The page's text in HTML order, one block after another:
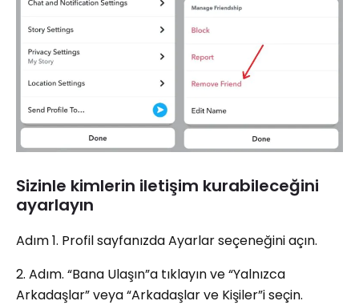
Sizinle kimlerin iletişim kurabileceğini
ayarlayın
Adım 1. Profil sayfanızda Ayarlar seçeneğini açın.
2. Adım. “Bana Ulaşın”a tıklayın ve “Yalnızca
Arkadaşlar” veya “Arkadaşlar ve Kişiler”i seçin.